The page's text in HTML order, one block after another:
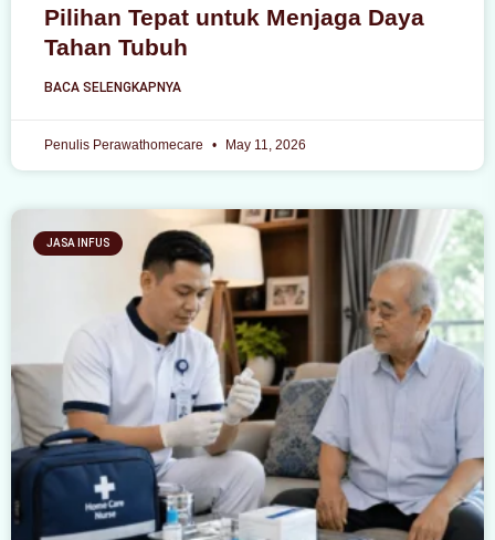
Pilihan Tepat untuk Menjaga Daya
Tahan Tubuh
BACA SELENGKAPNYA
Penulis Perawathomecare May 11, 2026
JASA INFUS